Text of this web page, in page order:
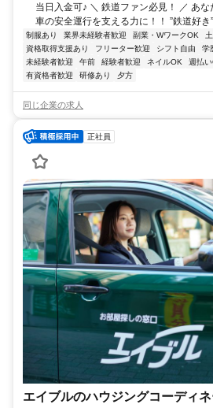
当日入金可♪ ＼ 鉄道ファン必見！ ／ あな
車の安全運行を支える力に！！ ”鉄道好き
制服あり 業界未経験者歓迎 副業・WワークOK
資格取得支援あり
フリーター歓迎 シフト自由 学
未経験者歓迎
午前 経験者歓迎 ネイルOK 週払
有資格者歓迎
研修あり 夕方
同じ企業の求人
正社員
エイブルのハウジングコーディ